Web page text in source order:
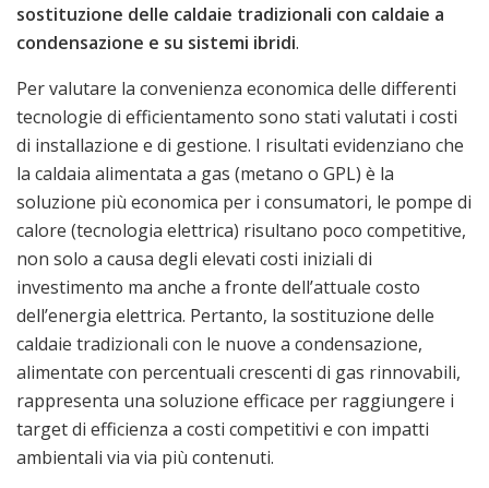
sostituzione delle caldaie tradizionali con caldaie a
condensazione e su sistemi ibridi.
Per valutare la convenienza economica delle differenti
tecnologie di efficientamento sono stati valutati i costi
di installazione e di gestione. I risultati evidenziano che
la caldaia alimentata a gas (metano o GPL) è la
soluzione più economica per i consumatori, le pompe di
calore (tecnologia elettrica) risultano poco competitive,
non solo a causa degli elevati costi iniziali di
investimento ma anche a fronte dell’attuale costo
dell’energia elettrica. Pertanto, la sostituzione delle
caldaie tradizionali con le nuove a condensazione,
alimentate con percentuali crescenti di gas rinnovabili,
rappresenta una soluzione efficace per raggiungere i
target di efficienza a costi competitivi e con impatti
ambientali via via più contenuti.